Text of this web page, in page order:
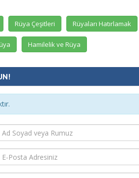
Rüya Çeşitleri Rüyaları Hatırlamak
Hamilelik ve Rüya